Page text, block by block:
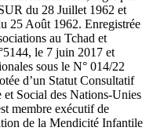
du 28 Juillet 1962 et
25 Août 1962. Enregistrée
au Tchad et
le 7 juin 2017 et
sous le N° 014/22
d’un Statut Consultatif
Social des Nations-Unies
membre exécutif de
de la Mendicité Infantile